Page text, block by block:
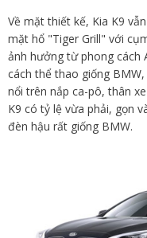
Về mặt thiết kế, Kia K9
mặt hổ "Tiger Grill" với
ảnh hưởng từ phong cách
cách thể thao giống
nổi trên nắp ca-pô, thân
K9 có tỷ lệ vừa phải, gọn
đèn hậu rất giống BMW.